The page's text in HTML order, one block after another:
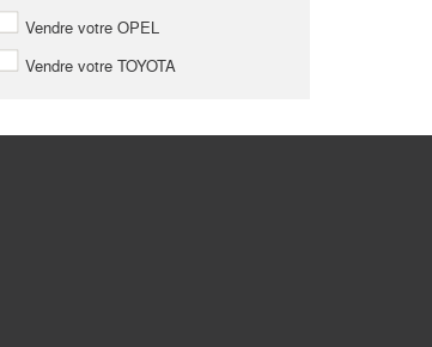
Vendre votre OPEL
Vendre votre TOYOTA